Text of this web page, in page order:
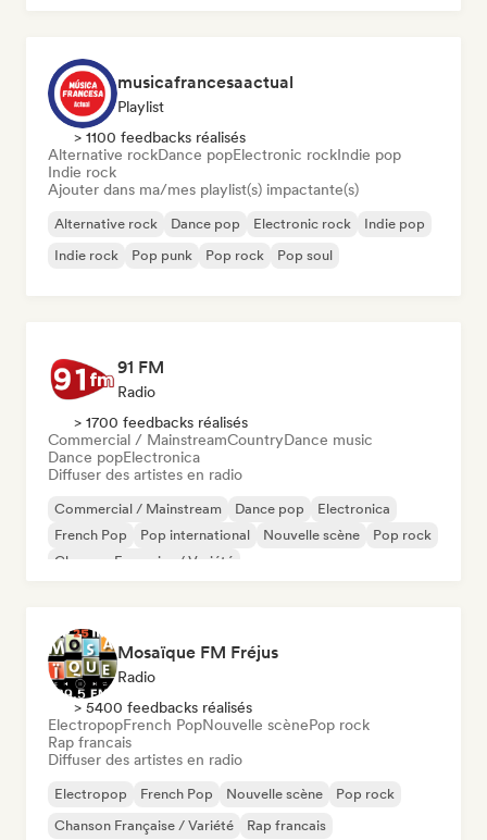
musicafrancesaactual
Playlist
> 1100 feedbacks réalisés
Alternative rockDance popElectronic rockIndie pop
Indie rock
Ajouter dans ma/mes playlist(s) impactante(s)
Alternative rock Dance pop Electronic rock
Indie pop
Indie rock
Pop punk Pop rock Pop soul
91 FM
Radio
> 1700 feedbacks réalisés
Commercial / MainstreamCountryDance music
Dance popElectronica
Diffuser des artistes en radio
Commercial / Mainstream Dance pop
Electronica
French Pop
Pop international Nouvelle scène
Pop rock
Chanson Française / Variété
Mosaïque FM Fréjus
Radio
> 5400 feedbacks réalisés
ElectropopFrench PopNouvelle scènePop rock
Rap francais
Diffuser des artistes en radio
Electropop French Pop Nouvelle scène
Pop rock
Chanson Française / Variété
Rap francais